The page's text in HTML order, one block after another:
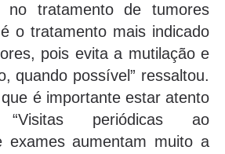
no tratamento de tumores
o tratamento mais indicado
pois evita a mutilação e
quando possível” ressaltou.
é importante estar atento
periódicas ao
exames aumentam muito a